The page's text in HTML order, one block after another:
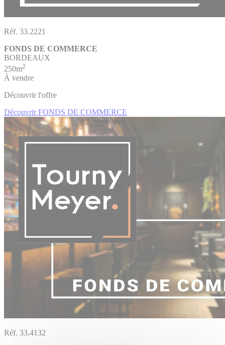
Réf. 33.2221
FONDS DE COMMERCE
BORDEAUX
250m2
À vendre
Découvrir l'offre
Découvrir FONDS DE COMMERCE
Réf. 33.4132